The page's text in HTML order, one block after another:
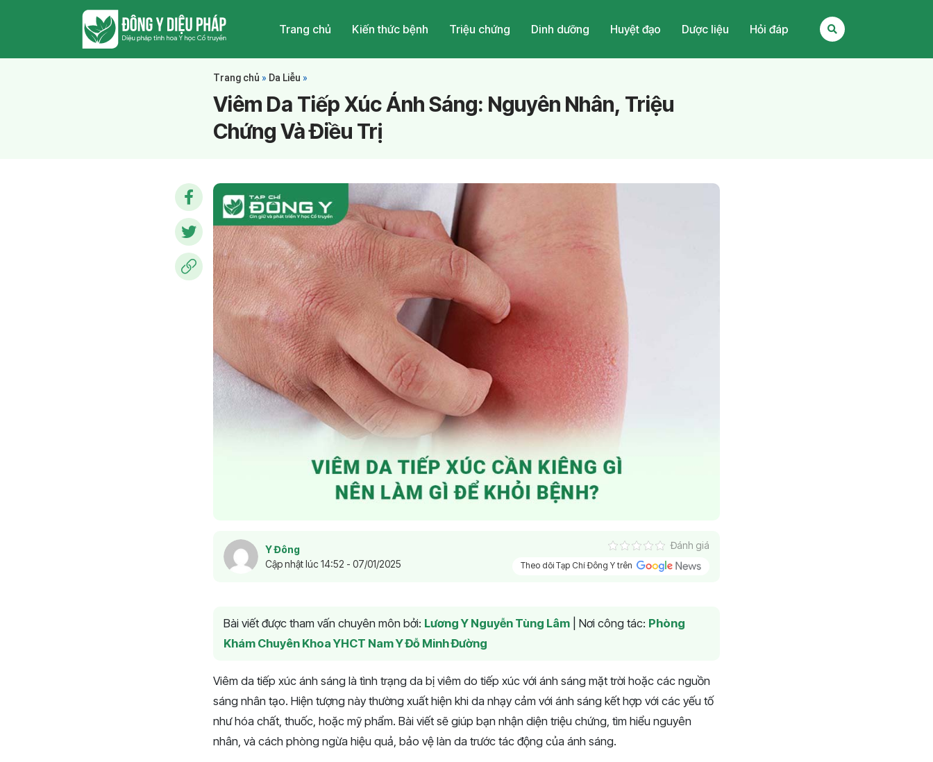
Trang chủ Kiến thức bệnh Triệu chứng Dinh dưỡng Huyệt đạo Dược liệu Hỏi đáp
Trang chủ » Da Liễu »
Viêm Da Tiếp Xúc Ánh Sáng: Nguyên Nhân, Triệu
Chứng Và Điều Trị
Y Đông
Cập nhật lúc 14:52 - 07/01/2025
Đánh giá
Theo dõi Tạp Chí Đông Y trên
Bài viết được tham vấn chuyên môn bởi: Lương Y Nguyễn Tùng Lâm Nơi công tác: Phòng
Khám Chuyên Khoa YHCT Nam Y Đỗ Minh Đường
Viêm da tiếp xúc ánh sáng là tình trạng da bị viêm do tiếp xúc với ánh sáng mặt trời hoặc các nguồn
sáng nhân tạo. Hiện tượng này thường xuất hiện khi da nhạy cảm với ánh sáng kết hợp với các yếu tố
như hóa chất, thuốc, hoặc mỹ phẩm. Bài viết sẽ giúp bạn nhận diện triệu chứng, tìm hiểu nguyên
nhân, và cách phòng ngừa hiệu quả, bảo vệ làn da trước tác động của ánh sáng.